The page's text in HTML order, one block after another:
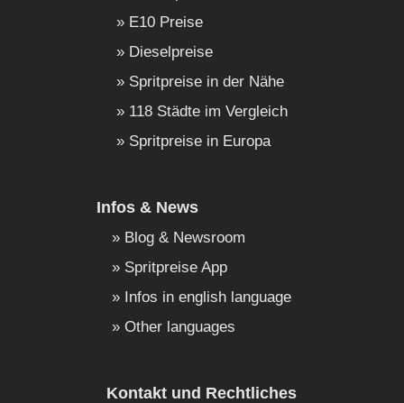
E10 Preise
Dieselpreise
Spritpreise in der Nähe
118 Städte im Vergleich
Spritpreise in Europa
Infos & News
Blog & Newsroom
Spritpreise App
Infos in english language
Other languages
Kontakt und Rechtliches